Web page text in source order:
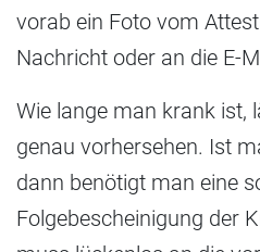
vorab ein Foto vom
Nachricht oder an die E-
Wie lange man krank ist,
genau vorhersehen. Ist
dann benötigt man eine
Folgebescheinigung der